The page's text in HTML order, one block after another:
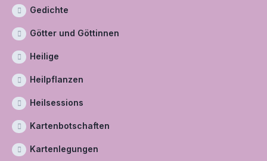
Gedichte
Götter und Göttinnen
Heilige
Heilpflanzen
Heilsessions
Kartenbotschaften
Kartenlegungen